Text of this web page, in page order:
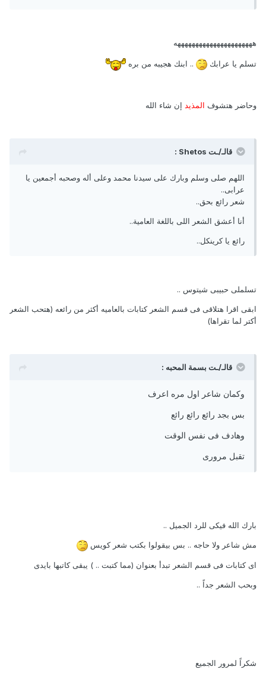
ههههههههههههههههههههههه
تسلم يا عرابك .. ابنك هجيبه من بره
وحاضر هتشوف المذيدإن شاء الله
قالـ/ـت Shetos :
اللهم صلى وسلم وبارك على سيدنا محمد وعلى أله وصحبه أجمعين يا
عرابى..
شعر رائع بحق..
أنا أعشق الشعر اللى باللغة العامية..
رائع يا كرينكل..
تسلملى حبيبى شيتوس ..
ابقى اقرا هتلاقى فى قسم الشعر كتابات بالعاميه أكثر من رائعه (هتحب الشعر
أكتر لما تقراها)
قالـ/ـت بسمة المحبه :
وكمان شاعر اول مره اعرف
بس بجد رائع رائع رائع
وهادف فى نفس الوقت
تقبل مرورى
بارك الله فيكى للرد الجميل ..
مش شاعر ولا حاجه .. بس بيقولوا بكتب شعر كويس
اى كتابات فى قسم الشعر تبدأ بعنوان (مما كتبت .. ) يبقى كاتبها بايدى
وبحب الشعر جداً ..
شكراً لمرور الجميع